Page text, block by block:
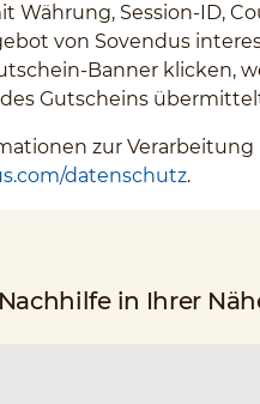
Währung, Session-ID,
von Sovendus
Banner klicken,
Gutscheins übermittelt
zur
datenschutz.
in Ihrer